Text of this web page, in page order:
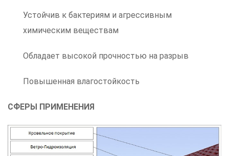
Устойчив к бактериям и агрессивным
химическим веществам
Обладает высокой прочностью на разрыв
Повышенная влагостойкость
СФЕРЫ ПРИМЕНЕНИЯ